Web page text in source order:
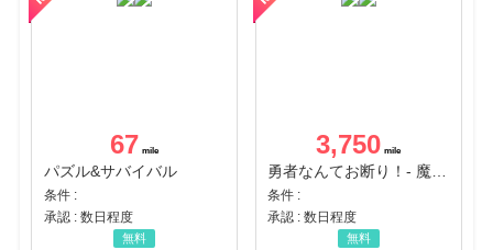
67
パズル&サバイバル
条件 :
承認 : 数日程度
無料
3,750
条件 :
承認 : 数日程度
無料